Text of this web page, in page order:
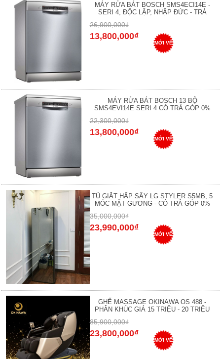
MÁY RỬA BÁT BOSCH SMS4ECI14E -
SERI 4, ĐỘC LẬP, NHẬP ĐỨC - TRẢ
26,900,000₫
13,800,000₫
MỚI VỀ
MÁY RỬA BÁT BOSCH 13 BỘ
SMS4EVI14E SERI 4 CÓ TRẢ GÓP 0%
22,300,000₫
13,800,000₫
MỚI VỀ
TỦ GIẶT HẤP SẤY LG STYLER S5MB, 5
MÓC MẶT GƯƠNG - CÓ TRẢ GÓP 0%
35,000,000₫
23,990,000₫
MỚI VỀ
GHẾ MASSAGE OKINAWA OS 488 -
PHÂN KHÚC GIÁ 15 TRIỆU - 20 TRIỆU
85,900,000₫
23,800,000₫
MỚI VỀ